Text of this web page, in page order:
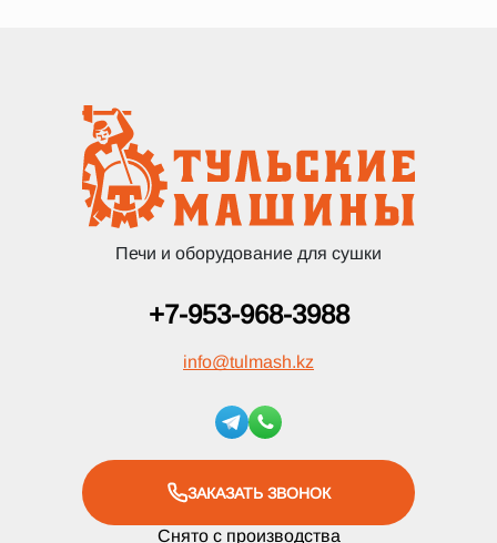
Печи и оборудование для сушки
+7-953-968-3988
info@tulmash.kz
ЗАКАЗАТЬ ЗВОНОК
Снято с производства